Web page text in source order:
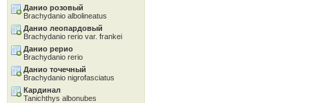
Данио розовый
Brachydanio albolineatus
Данио леопардовый
Brachydanio rerio var. frankei
Данио рерио
Brachydanio rerio
Данио точечный
Brachydanio nigrofasciatus
Кардинал
Tanichthys albonubes